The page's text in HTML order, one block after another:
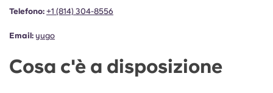
Telefono: +1 (814) 304-8556
Email: yugo
Cosa c'è a disposizione